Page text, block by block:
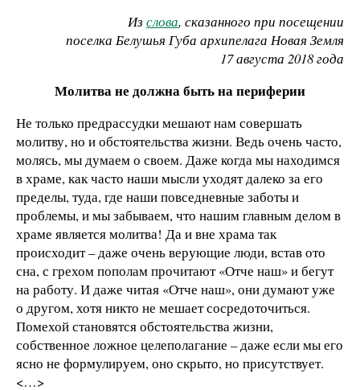
Изслова, сказанного при посещении
поселка Белушья Губа архипелага Новая Земля
17 августа 2018 года
Молитва не должна быть на периферии
Не только предрассудки мешают нам совершать
молитву, но и обстоятельства жизни. Ведь очень часто,
молясь, мы думаем о своем. Даже когда мы находимся
в храме, как часто наши мысли уходят далеко за его
пределы, туда, где наши повседневные заботы и
проблемы, и мы забываем, что нашим главным делом в
храме является молитва! Да и вне храма так
происходит – даже очень верующие люди, встав ото
сна, с грехом пополам прочитают «Отче наш» и бегут
на работу. И даже читая «Отче наш», они думают уже
о другом, хотя никто не мешает сосредоточиться.
Помехой становятся обстоятельства жизни,
собственное ложное целеполагание – даже если мы его
ясно не формулируем, оно скрыто, но присутствует.
<…>